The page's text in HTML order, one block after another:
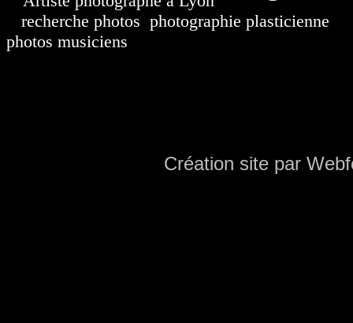
recherche photos photographie plasticienne
photos musiciens
Création site par